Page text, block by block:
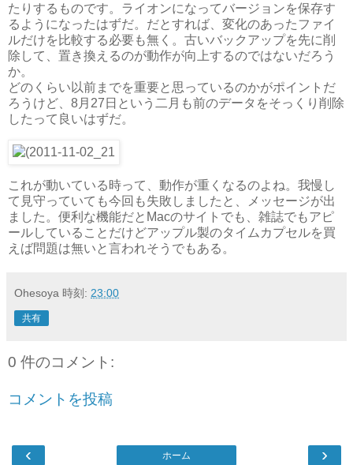
たりするものです。ライオンになってバージョンを保存す
るようになったはずだ。だとすれば、変化のあったファイ
ルだけを比較する必要も無く。古いバックアップを先に削
除して、置き換えるのが動作が向上するのではないだろう
か。
どのくらい以前までを重要と思っているのかがポイントだ
ろうけど、8月27日という二月も前のデータをそっくり削除
したって良いはずだ。
これが動いている時って、動作が重くなるのよね。我慢し
て見守っていても今回も失敗しましたと、メッセージが出
ました。便利な機能だとMacのサイトでも、雑誌でもアピ
ールしていることだけどアップル製のタイムカプセルを買
えば問題は無いと言われそうでもある。
Ohesoya 時刻: 23:00
共有
0 件のコメント:
コメントを投稿
‹ ›
ホーム